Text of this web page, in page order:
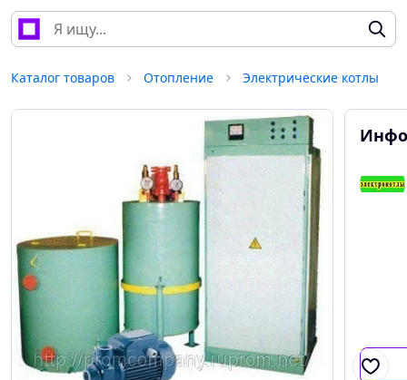
Каталог товаров Отопление Электрические котлы